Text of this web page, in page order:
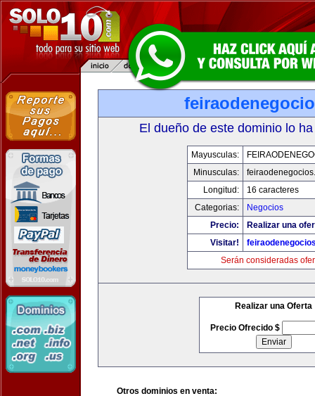
El dueño de este dominio lo
Mayusculas:
Minusculas:
Longitud:
16 caracteres
Categorias:
Negocios
Precio:
Realizar una
Visitar!
Serán consideradas
Realizar una Oferta
Precio Ofrecido $
Otros dominios en venta: